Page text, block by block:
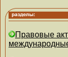
Правовые